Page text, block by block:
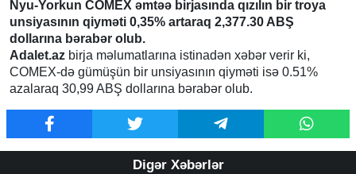
Nyu-Yorkun COMEX əmtəə birjasında qızılın bir troya
unsiyasının qiyməti 0,35% artaraq 2,377.30 ABŞ
dollarına bərabər olub.
Adalet.az birja məlumatlarına istinadən xəbər verir ki,
COMEX-də gümüşün bir unsiyasının qiyməti isə 0.51%
azalaraq 30,99 ABŞ dollarına bərabər olub.
Digər Xəbərlər